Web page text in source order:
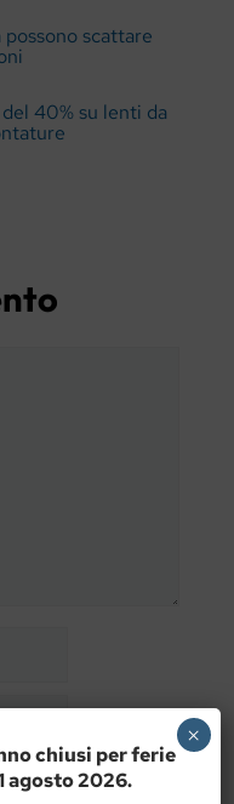
scattare
40% su lenti da
chiusi per ferie
agosto 2026.
×